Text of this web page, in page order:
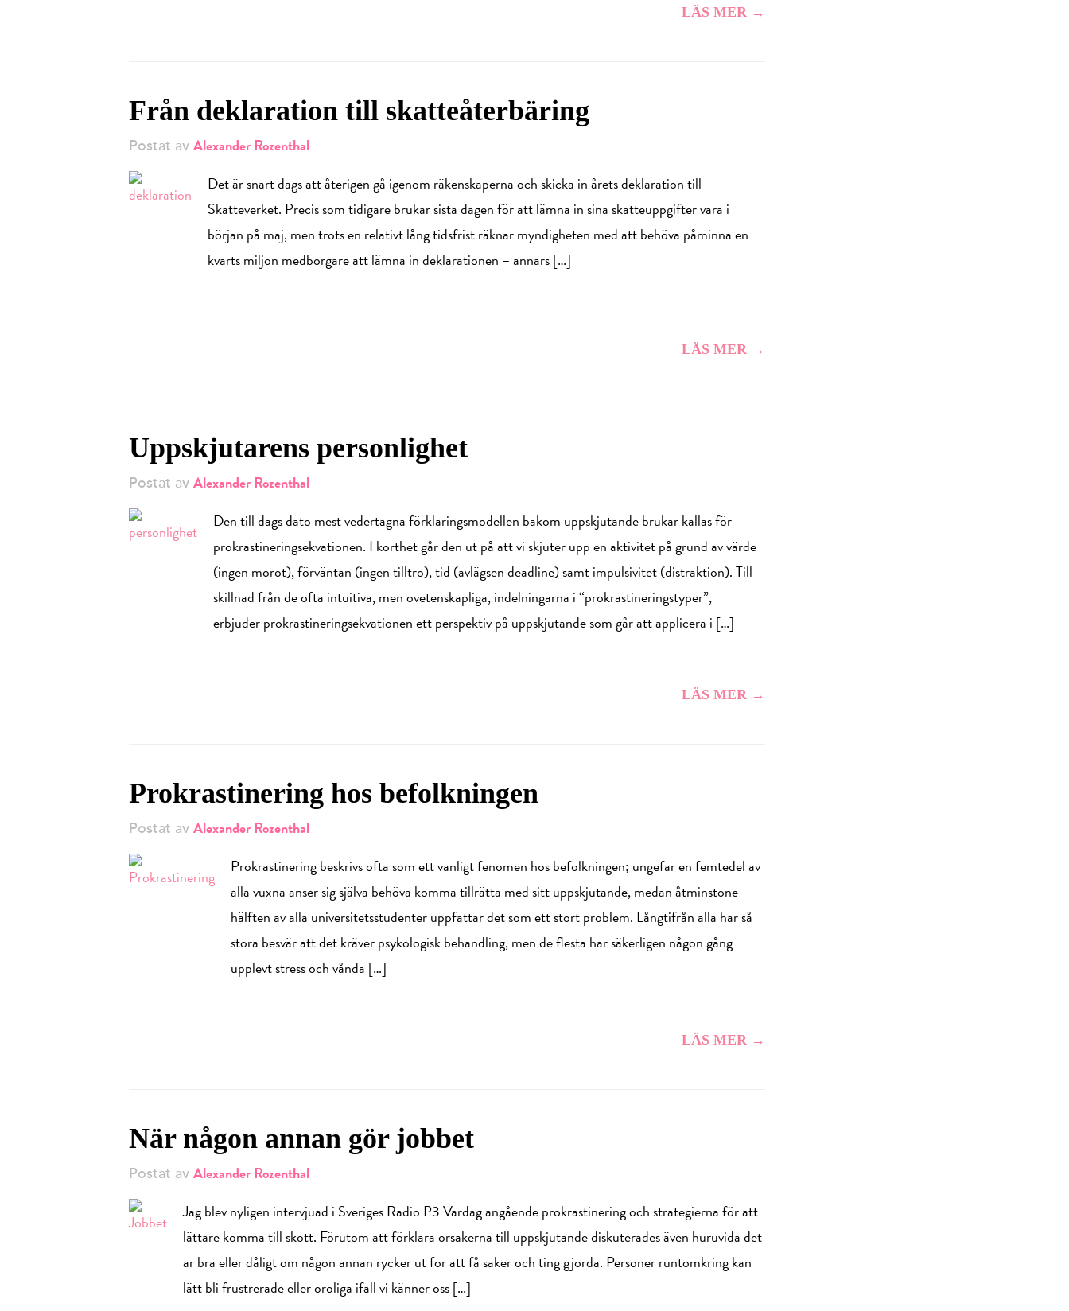
LÄS MER →
Från deklaration till skatteåterbäring
Postat av Alexander Rozenthal
Det är snart dags att återigen gå igenom räkenskaperna och skicka in årets deklaration till
Skatteverket. Precis som tidigare brukar sista dagen för att lämna in sina skatteuppgifter vara i
början på maj, men trots en relativt lång tidsfrist räknar myndigheten med att behöva påminna en
kvarts miljon medborgare att lämna in deklarationen – annars […]
LÄS MER →
Uppskjutarens personlighet
Postat av Alexander Rozenthal
Den till dags dato mest vedertagna förklaringsmodellen bakom uppskjutande brukar kallas för
prokrastineringsekvationen. I korthet går den ut på att vi skjuter upp en aktivitet på grund av värde
(ingen morot), förväntan (ingen tilltro), tid (avlägsen deadline) samt impulsivitet (distraktion). Till
skillnad från de ofta intuitiva, men ovetenskapliga, indelningarna i “prokrastineringstyper”,
erbjuder prokrastineringsekvationen ett perspektiv på uppskjutande som går att applicera i […]
LÄS MER →
Prokrastinering hos befolkningen
Postat av Alexander Rozenthal
Prokrastinering beskrivs ofta som ett vanligt fenomen hos befolkningen; ungefär en femtedel av
alla vuxna anser sig själva behöva komma tillrätta med sitt uppskjutande, medan åtminstone
hälften av alla universitetsstudenter uppfattar det som ett stort problem. Långtifrån alla har så
stora besvär att det kräver psykologisk behandling, men de flesta har säkerligen någon gång
upplevt stress och vånda […]
LÄS MER →
När någon annan gör jobbet
Postat av Alexander Rozenthal
Jag blev nyligen intervjuad i Sveriges Radio P3 Vardag angående prokrastinering och strategierna för att
lättare komma till skott. Förutom att förklara orsakerna till uppskjutande diskuterades även huruvida det
är bra eller dåligt om någon annan rycker ut för att få saker och ting gjorda. Personer runtomkring kan
lätt bli frustrerade eller oroliga ifall vi känner oss […]